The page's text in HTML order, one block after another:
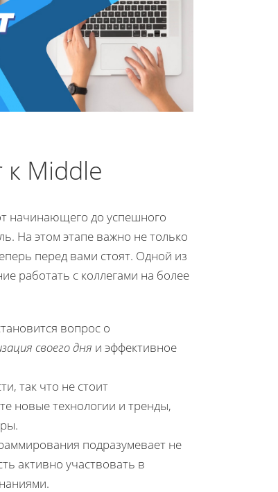
к Middle
начинающего до успешного
На этом этапе важно не только
перед вами стоят. Одной из
работать с коллегами на более
вопрос о
своего дня и эффективное
так что не стоит
новые технологии и тренды,
подразумевает не
активно участвовать в